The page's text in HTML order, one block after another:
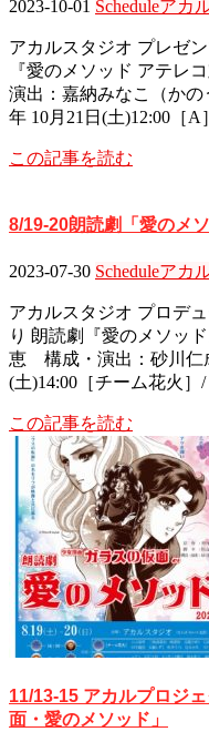
2023-10-01 Scheduleアカ
アカルスタジオ プレゼ
『愛のメソッド アテレ
演出：嘉納みなこ（か
年 10月21日(土)12:00［
この記事を読む
8/19-20朗読劇「愛のメ
2023-07-30 Scheduleアカ
アカルスタジオ プロデ
り 朗読劇『愛のメソッ
恵 構成・演出：砂川仁
(土)14:00［チーム花火］
この記事を読む
11/13-15 アカルプロジ
面・愛のメソッド」